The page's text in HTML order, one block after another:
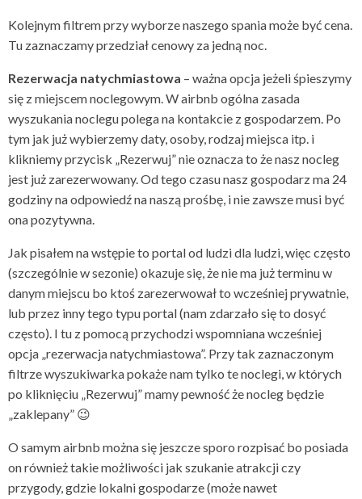
Kolejnym filtrem przy wyborze naszego spania może być cena.
Tu zaznaczamy przedział cenowy za jedną noc.
Rezerwacja natychmiastowa – ważna opcja jeżeli śpieszymy
się z miejscem noclegowym. W airbnb ogólna zasada
wyszukania noclegu polega na kontakcie z gospodarzem. Po
tym jak już wybierzemy daty, osoby, rodzaj miejsca itp. i
klikniemy przycisk „Rezerwuj” nie oznacza to że nasz nocleg
jest już zarezerwowany. Od tego czasu nasz gospodarz ma 24
godziny na odpowiedź na naszą prośbę, i nie zawsze musi być
ona pozytywna.
Jak pisałem na wstępie to portal od ludzi dla ludzi, więc często
(szczególnie w sezonie) okazuje się, że nie ma już terminu w
danym miejscu bo ktoś zarezerwował to wcześniej prywatnie,
lub przez inny tego typu portal (nam zdarzało się to dosyć
często). I tu z pomocą przychodzi wspomniana wcześniej
opcja „rezerwacja natychmiastowa”. Przy tak zaznaczonym
filtrze wyszukiwarka pokaże nam tylko te noclegi, w których
po kliknięciu „Rezerwuj” mamy pewność że nocleg będzie
„zaklepany” 😉
O samym airbnb można się jeszcze sporo rozpisać bo posiada
on również takie możliwości jak szukanie atrakcji czy
przygody, gdzie lokalni gospodarze (może nawet